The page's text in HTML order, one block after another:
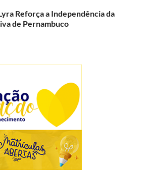
Reforça a Independência da
de Pernambuco